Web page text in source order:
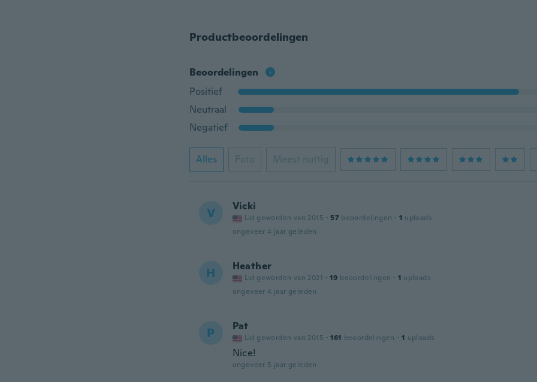
Productbeoordelingen
Beoordelingen
Positief
Neutraal
Negatief
Alles Foto Meest nuttig
V Vicki
Lid geworden van 2015 · 57 beoordelingen · 1 uploads
ongeveer 4 jaar geleden
H Heather
Lid geworden van 2021 · 19 beoordelingen · 1 uploads
ongeveer 4 jaar geleden
P Pat
Lid geworden van 2015 · 161 beoordelingen · 1 uploads
Nice!
ongeveer 5 jaar geleden